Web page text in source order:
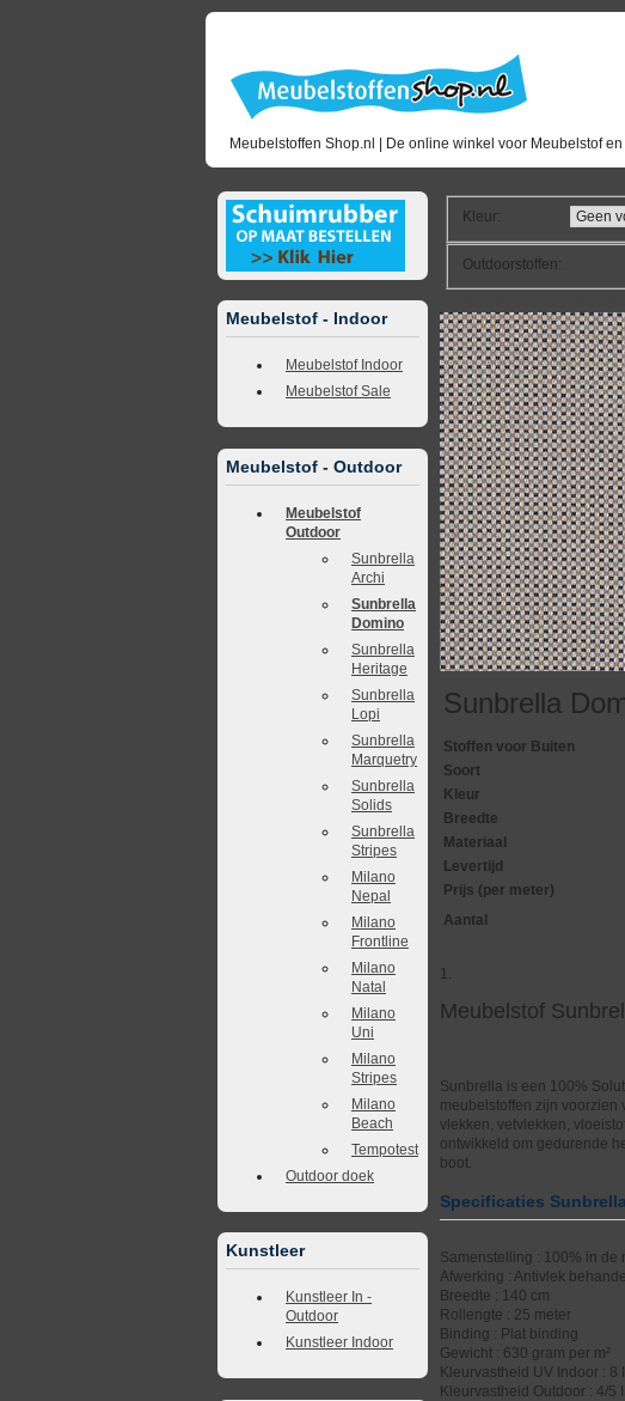
Meubelstoffen Shop.nl | De online winkel voor Meubelstof
Meubelstof - Indoor
Meubelstof Indoor
Meubelstof Sale
Meubelstof - Outdoor
Meubelstof
Outdoor
Sunbrella
Archi
Sunbrella
Domino
Sunbrella
Heritage
Sunbrella
Lopi
Sunbrella
Marquetry
Sunbrella
Solids
Sunbrella
Stripes
Milano
Nepal
Milano
Frontline
Milano
Natal
Milano
Uni
Milano
Stripes
Milano
Beach
Tempotest
Outdoor doek
Kunstleer
Kunstleer In -
Outdoor
Kunstleer Indoor
Kleur:
Outdoorstoffen:
Sunbrella
Stoffen voor Buiten
Soort
Kleur
Breedte
Materiaal
Levertijd
Prijs (per meter)
Aantal
1.
Meubelstof
Sunbrella is een 100%
meubelstoffen zijn voorzien
vlekken, vetvlekken,
ontwikkeld om gedurende
boot.
Specificaties Sunbrella
Samenstelling : 100% in de
Afwerking : Antivlek
Breedte : 140 cm
Rollengte : 25 meter
Binding : Plat binding
Gewicht : 630 gram per m²
Kleurvastheid UV Indoor : 8
Kleurvastheid Outdoor : 4/5